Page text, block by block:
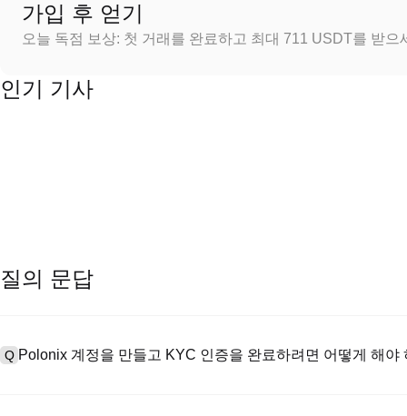
가입 후 얻기
오늘 독점 보상: 첫 거래를 완료하고 최대 711 USDT를 받으
인기 기사
질의 문답
Q Polonix 계정을 만들고 KYC 인증을 완료하려면 어떻게 해야